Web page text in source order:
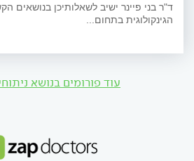
ד"ר בני פיינר ישיב לשאלותיכן בנושאים
הגינקולוגית בתחום...
עוד פורומים בנושא